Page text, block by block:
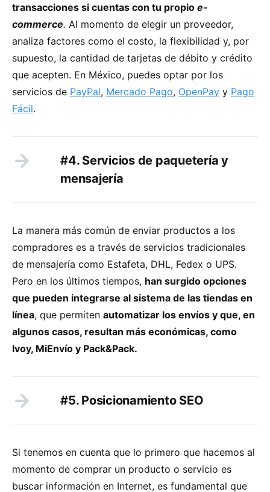
transacciones si cuentas con tu propio e-
commerce. Al momento de elegir un proveedor,
analiza factores como el costo, la flexibilidad y, por
supuesto, la cantidad de tarjetas de débito y crédito
que acepten. En México, puedes optar por los
servicios de PayPal, Mercado Pago, OpenPay y Pago
Fácil.
#4. Servicios de paquetería y
mensajería
La manera más común de enviar productos a los
compradores es a través de servicios tradicionales
de mensajería como Estafeta, DHL, Fedex o UPS.
Pero en los últimos tiempos, han surgido opciones
que pueden integrarse al sistema de las tiendas en
línea, que permiten automatizar los envíos y que, en
algunos casos, resultan más económicas, como
Ivoy, MiEnvío y Pack&Pack.
#5. Posicionamiento SEO
Si tenemos en cuenta que lo primero que hacemos al
momento de comprar un producto o servicio es
buscar información en Internet, es fundamental que